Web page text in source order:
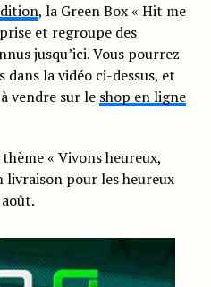
, la Green Box « Hit me
et regroupe des
jusqu’ici. Vous pourrez
la vidéo ci-dessus, et
vendre sur le shop en ligne
« Vivons heureux,
livraison pour les heureux